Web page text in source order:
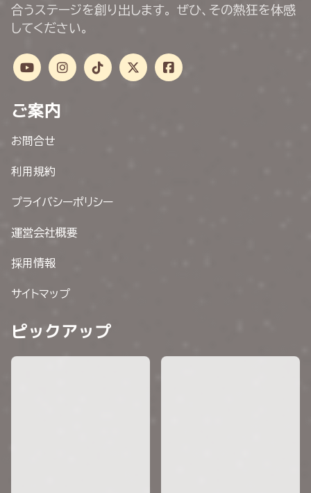
合うステージを創り出します。 ぜひ、その熱狂を体感
してください。
ご案内
お問合せ
利用規約
プライバシーポリシー
運営会社概要
採用情報
サイトマップ
ピックアップ